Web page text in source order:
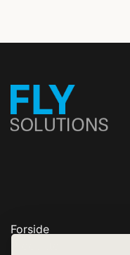
Forside